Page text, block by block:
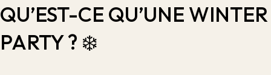
QU’EST-CE QU’UNE WINTER
PARTY ? ❄️